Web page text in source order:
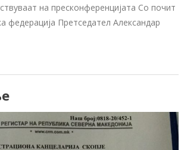
на пресконференцијата Со почит
федерација Претседател Александар